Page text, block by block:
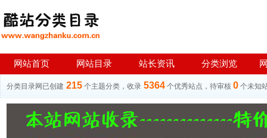
网站首页 网站目录 站长资讯 分类浏览
分类目录网已创建 215 个主题分类，收录 5364 个优秀站点，待审核 0 个未知